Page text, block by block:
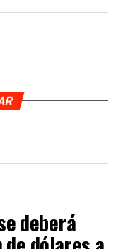
deberá